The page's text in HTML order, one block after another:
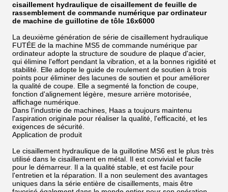
cisaillement hydraulique de cisaillement de feuille de
rassemblement de commande numérique par ordinateur
de machine de guillotine de tôle 16x6000
La deuxième génération de série de cisaillement hydraulique
FUTÉE de la machine MS5 de commande numérique par
ordinateur adopte la structure de soudure de plaque d'acier,
qui élimine l'effort pendant la vibration, et a la bonnes rigidité et
stabilité. Elle adopte le guide de roulement de soutien à trois
points pour éliminer des lacunes de soutien et pour améliorer
la qualité de coupe. Elle a segmenté la fonction de coupe,
fonction d'alignement légère, mesure arrière motorisée,
affichage numérique.
Dans l'industrie de machines, Haas a toujours maintenu
l'aspiration originale pour réaliser la qualité, l'efficacité, et les
exigences de sécurité.
Application de produit
Le cisaillement hydraulique de la guillotine MS6 est le plus très
utilisé dans le cisaillement en métal. Il est convivial et facile
pour le démarreur. Il a la qualité stable, et est facile pour
l'entretien et la réparation. Il a non seulement des avantages
uniques dans la série entière de cisaillements, mais être